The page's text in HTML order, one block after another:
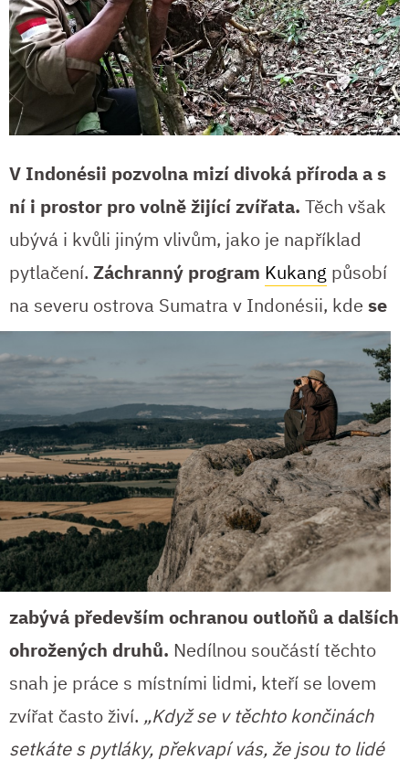
V Indonésii pozvolna mizí divoká příroda a s
ní i prostor pro volně žijící zvířata. Těch však
ubývá i kvůli jiným vlivům, jako je například
pytlačení. Záchranný program Kukang působí
na severu ostrova Sumatra v Indonésii, kde se
zabývá především ochranou outloňů a dalších
ohrožených druhů. Nedílnou součástí těchto
snah je práce s místními lidmi, kteří se lovem
zvířat často živí. „Když se v těchto končinách
setkáte s pytláky, překvapí vás, že jsou to lidé